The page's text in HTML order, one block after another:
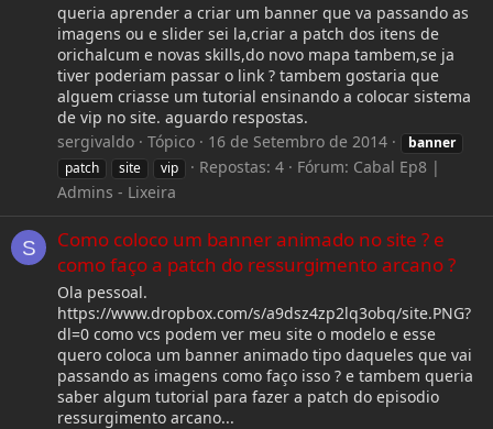
queria aprender a criar um banner que va passando as
imagens ou e slider sei la,criar a patch dos itens de
orichalcum e novas skills,do novo mapa tambem,se ja
tiver poderiam passar o link ? tambem gostaria que
alguem criasse um tutorial ensinando a colocar sistema
de vip no site. aguardo respostas.
sergivaldo
Tópico 16 de Setembro de 2014
banner
patch
site vip Repostas: 4 Fórum: Cabal Ep8 |
Admins - Lixeira
S
Como coloco um banner animado no site ? e
como faço a patch do ressurgimento arcano ?
Ola pessoal.
https://www.dropbox.com/s/a9dsz4zp2lq3obq/site.PNG?
dl=0 como vcs podem ver meu site o modelo e esse
quero coloca um banner animado tipo daqueles que vai
passando as imagens como faço isso ? e tambem queria
saber algum tutorial para fazer a patch do episodio
ressurgimento arcano...